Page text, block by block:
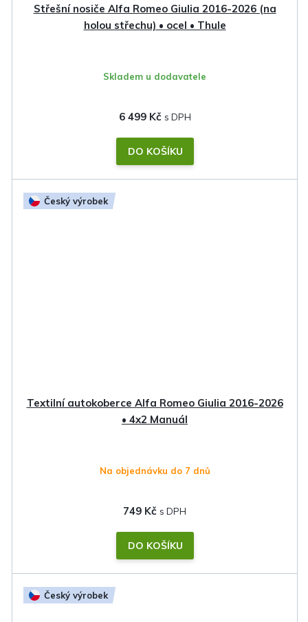
Střešní nosiče Alfa Romeo Giulia 2016-2026 (na
holou střechu) • ocel • Thule
Skladem u dodavatele
6 499 Kč
DO KOŠÍKU
Český výrobek
Textilní autokoberce Alfa Romeo Giulia 2016-2026
• 4x2 Manuál
Na objednávku do 7 dnů
749 Kč
DO KOŠÍKU
Český výrobek